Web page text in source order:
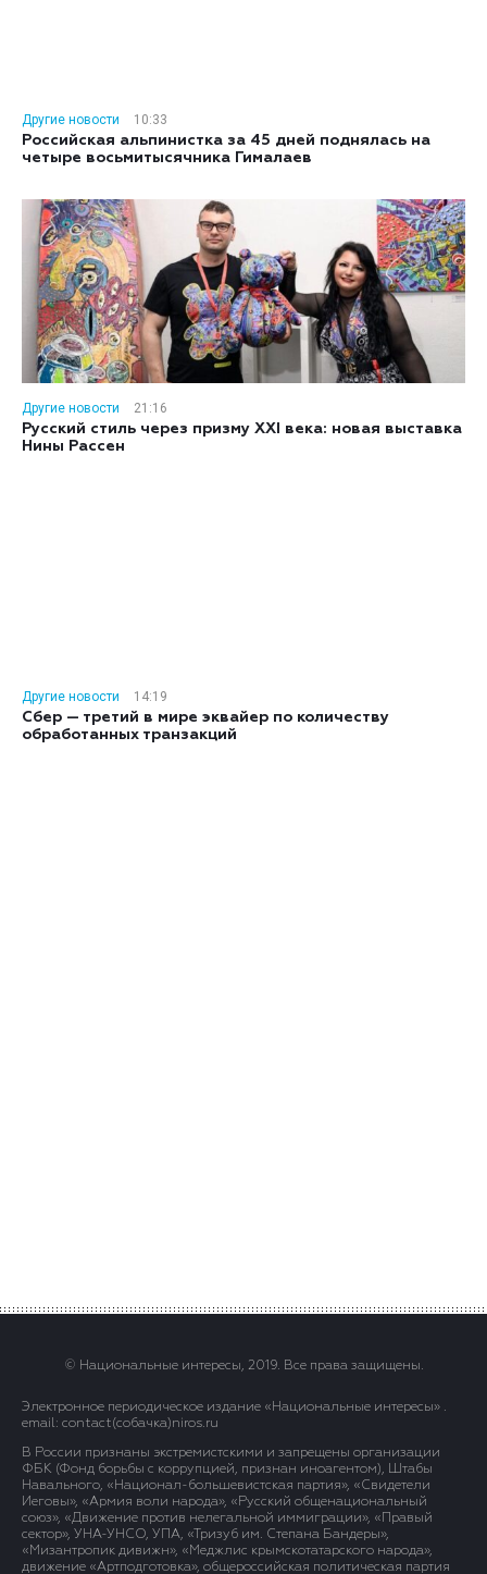
Другие новости
10:33
Российская альпинистка за 45 дней поднялась на
четыре восьмитысячника Гималаев
Другие новости
21:16
Русский стиль через призму XXI века: новая выставка
Нины Рассен
Другие новости
14:19
Сбер — третий в мире эквайер по количеству
обработанных транзакций
© Национальные интересы, 2019. Все права защищены.
Электронное периодическое издание «Национальные интересы» .
email: contact(сoбaчка)niros.ru
В России признаны экстремистскими и запрещены организации
ФБК (Фонд борьбы с коррупцией, признан иноагентом), Штабы
Навального, «Национал-большевистская партия», «Свидетели
Иеговы», «Армия воли народа», «Русский общенациональный
союз», «Движение против нелегальной иммиграции», «Правый
сектор», УНА-УНСО, УПА, «Тризуб им. Степана Бандеры»,
«Мизантропик дивижн», «Меджлис крымскотатарского народа»,
движение «Артподготовка», общероссийская политическая партия